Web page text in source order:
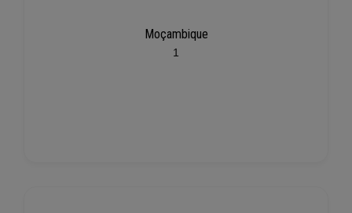
Moçambique
1